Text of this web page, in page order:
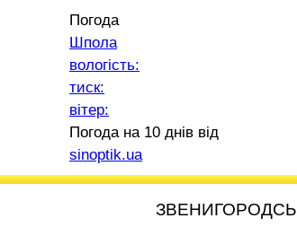
Погода
Шпола
вологість:
тиск:
вітер:
Погода на 10 днів від
sinoptik.ua